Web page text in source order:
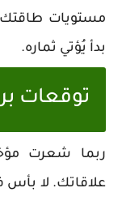
مستويات
بدأ يُؤتي ثماره.
توقعات
ربما شعرت
علاقاتك. لا بأس